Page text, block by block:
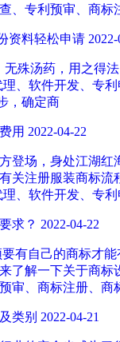
、专利预审、商标
资料轻松申请
殊汤药，用之得
理、软件开发、
，确定商
用 2022-04-22
登场，身处江湖
关注册服装商标
理、软件开发、专
求？ 2022-04-22
有自己的商标才
了解一下关于商标
审、商标注册、商
类别 2022-04-21